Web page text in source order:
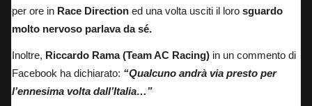
per ore in Race Direction ed una volta usciti il loro sguardo
molto nervoso parlava da sé.
Inoltre, Riccardo Rama (Team AC Racing) in un commento di
Facebook ha dichiarato: “Qualcuno andrà via presto per
l’ennesima volta dall’Italia…”